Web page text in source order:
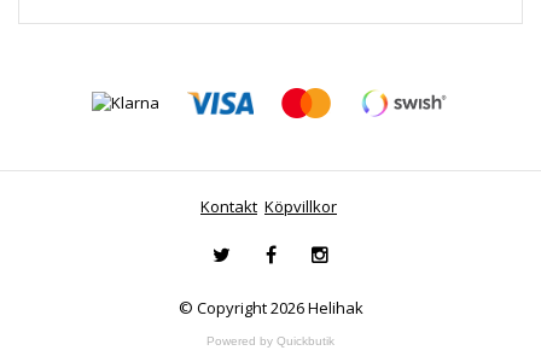
Kontakt Köpvillkor
© Copyright 2026 Helihak
Powered by Quickbutik